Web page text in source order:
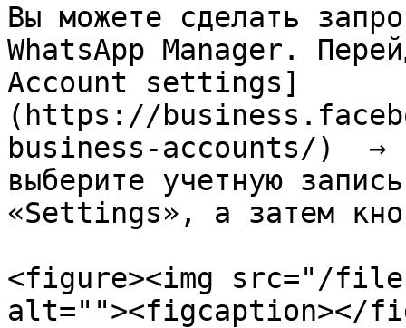
Вы можете сделать
WhatsApp Manager.
Account settings]
(https://
business-accounts/)  →
выберите учетную
«Settings», а затем
<figure><img src="/files/
alt=""><figcaption></